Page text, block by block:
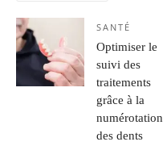
SANTÉ
Optimiser le
suivi des
traitements
grâce à la
numérotation
des dents